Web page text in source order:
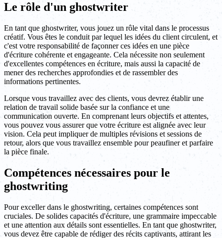
Le rôle d'un ghostwriter
En tant que ghostwriter, vous jouez un rôle vital dans le processus
créatif. Vous êtes le conduit par lequel les idées du client circulent, et
c'est votre responsabilité de façonner ces idées en une pièce
d'écriture cohérente et engageante. Cela nécessite non seulement
d'excellentes compétences en écriture, mais aussi la capacité de
mener des recherches approfondies et de rassembler des
informations pertinentes.
Lorsque vous travaillez avec des clients, vous devrez établir une
relation de travail solide basée sur la confiance et une
communication ouverte. En comprenant leurs objectifs et attentes,
vous pouvez vous assurer que votre écriture est alignée avec leur
vision. Cela peut impliquer de multiples révisions et sessions de
retour, alors que vous travaillez ensemble pour peaufiner et parfaire
la pièce finale.
Compétences nécessaires pour le
ghostwriting
Pour exceller dans le ghostwriting, certaines compétences sont
cruciales. De solides capacités d'écriture, une grammaire impeccable
et une attention aux détails sont essentielles. En tant que ghostwriter,
vous devez être capable de rédiger des récits captivants, attirant les